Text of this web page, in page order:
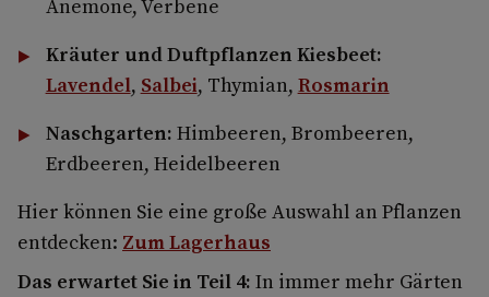
Anemone, Verbene
Kräuter und Duftpflanzen Kiesbeet:
Lavendel, Salbei, Thymian, Rosmarin
Naschgarten: Himbeeren, Brombeeren,
Erdbeeren, Heidelbeeren
Hier können Sie eine große Auswahl an Pflanzen
entdecken: Zum Lagerhaus
Das erwartet Sie in Teil 4: In immer mehr Gärten